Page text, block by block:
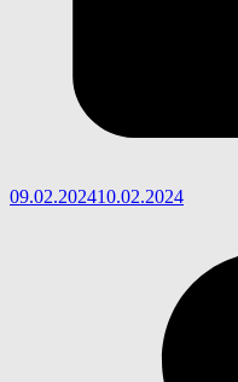
09.02.202410.02.2024